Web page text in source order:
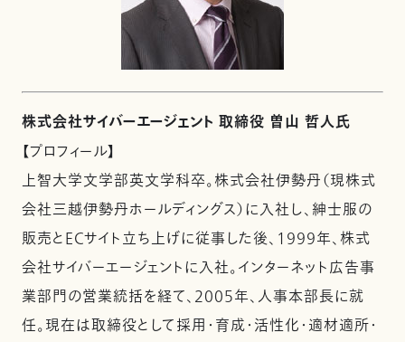
株式会社サイバーエージェント 取締役 曽山 哲人氏
【プロフィール】
上智大学文学部英文学科卒。株式会社伊勢丹（現株式
会社三越伊勢丹ホールディングス）に入社し、紳士服の
販売とECサイト立ち上げに従事した後、1999年、株式
会社サイバーエージェントに入社。インターネット広告事
業部門の営業統括を経て、2005年、人事本部長に就
任。現在は取締役として採用・育成・活性化・適材適所・